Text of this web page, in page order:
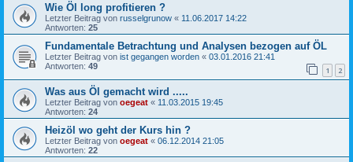
Wie Öl long profitieren ?
Letzter Beitrag von russelgrunow « 11.06.2017 14:22
Antworten: 25
Fundamentale Betrachtung und Analysen bezogen auf ÖL
Letzter Beitrag von ist gegangen worden « 03.01.2016 21:41
Antworten: 49 1 2
Was aus Öl gemacht wird .....
Letzter Beitrag von oegeat « 11.03.2015 19:45
Antworten: 24
Heizöl wo geht der Kurs hin ?
Letzter Beitrag von oegeat « 06.12.2014 21:05
Antworten: 22